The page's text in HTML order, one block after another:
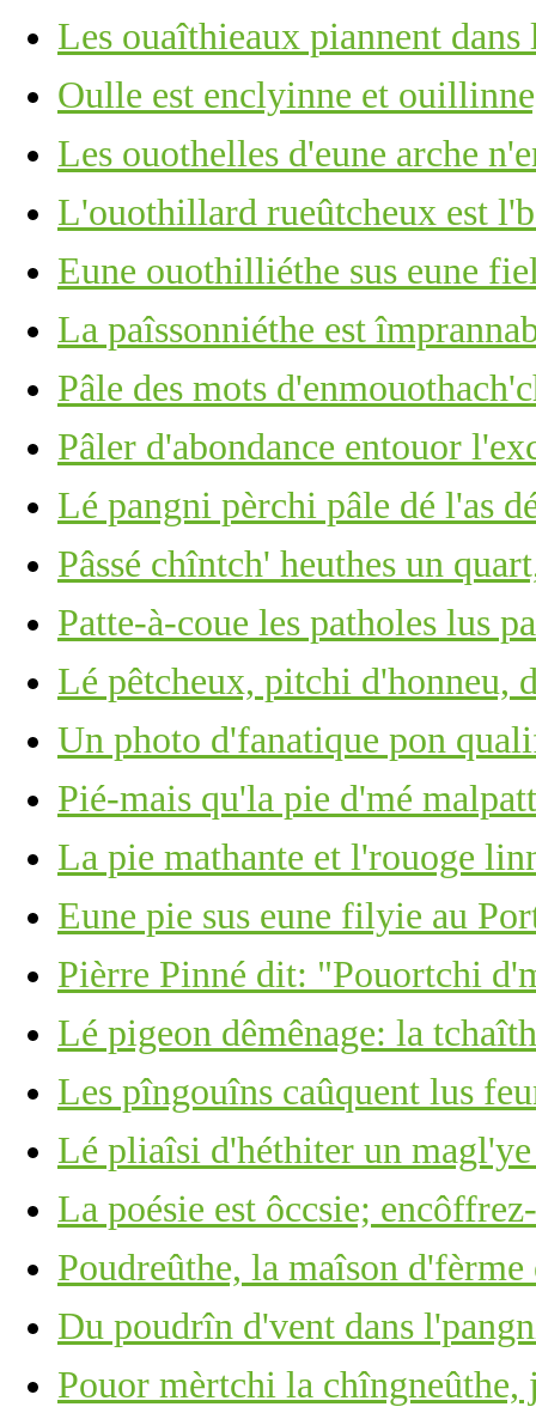
Les ouaîthieaux piannent dans
Oulle est enclyinne et
Les ouothelles d'eune arche
L'ouothillard rueûtcheux est
Eune ouothilliéthe sus eune
La paîssonniéthe est
Pâle des mots
Pâler d'abondance entouor
Lé pangni pèrchi pâle dé l'as
Pâssé chîntch' heuthes un
Patte-à-coue les patholes lus
Lé pêtcheux, pitchi d'honneu,
Un photo d'fanatique pon
Pié-mais qu'la pie d'mé
La pie mathante et l'rouoge
Eune pie sus eune filyie au
Pièrre Pinné dit: "Pouortchi
Lé pigeon dêmênage: la
Les pîngouîns caûquent lus
Lé pliaîsi d'héthiter un
La poésie est ôccsie;
Poudreûthe, la maîson
Du poudrîn d'vent dans
Pouor mèrtchi la chîngneûthe,